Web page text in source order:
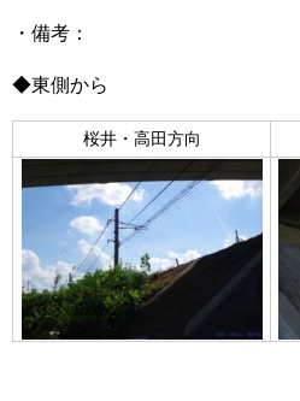
・備考：
◆東側から
桜井・高田方向